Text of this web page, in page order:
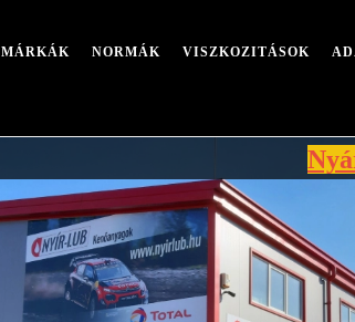
MÁRKÁK NORMÁK VISZKOZITÁSOK
Nyári